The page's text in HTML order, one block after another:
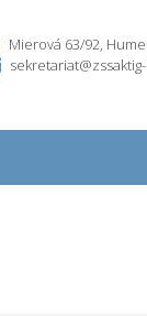
Mierová 63/92,